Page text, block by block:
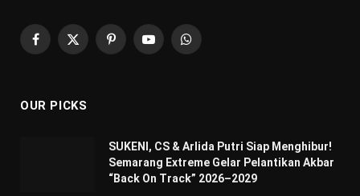
Facebook
X
PinterestYouTubeWhatsApp
OUR PICKS
SUKENI, CS & Arlida Putri Siap Menghibur!
Semarang Extreme Gelar Pelantikan Akbar
“Back On Track” 2026–2029